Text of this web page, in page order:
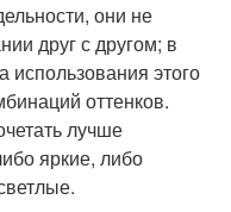
они не
друг с другом; в
использования этого
оттенков.
лучше
яркие, либо